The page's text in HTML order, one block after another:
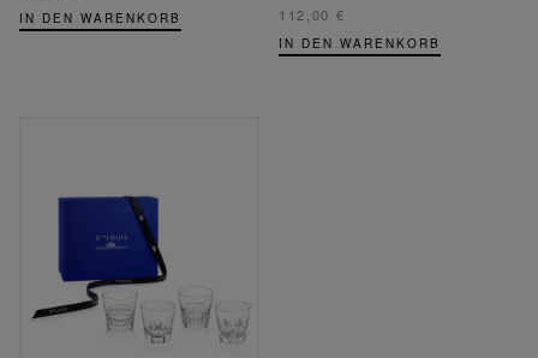
IN DEN WARENKORB 112,00 €
IN DEN WARENKORB